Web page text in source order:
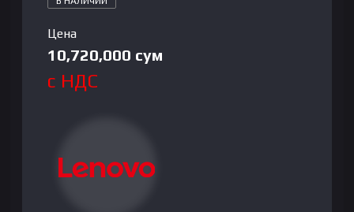
Цена
10,720,000 сум
с НДС